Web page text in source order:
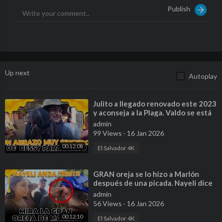
Publish
Up next Autoplay
00:12:08
⁣Julito a llegado renovado este 2023
y aconseja a la Plaga. Valdo se está
enamorando de otra chica.
admin
99 Views · 16 Jan 2026
El Salvador 4K
00:12:10
⁣GRAN oreja se lo hizo a Marlón
después de una picada. Nayeli dice
andar triste por esta razón.
admin
56 Views · 16 Jan 2026
El Salvador 4K